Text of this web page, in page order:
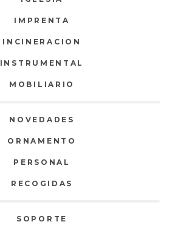
IMPRENTA
INCINERACION
INSTRUMENTAL
MOBILIARIO
NOVEDADES
ORNAMENTO
PERSONAL
RECOGIDAS
SOPORTE